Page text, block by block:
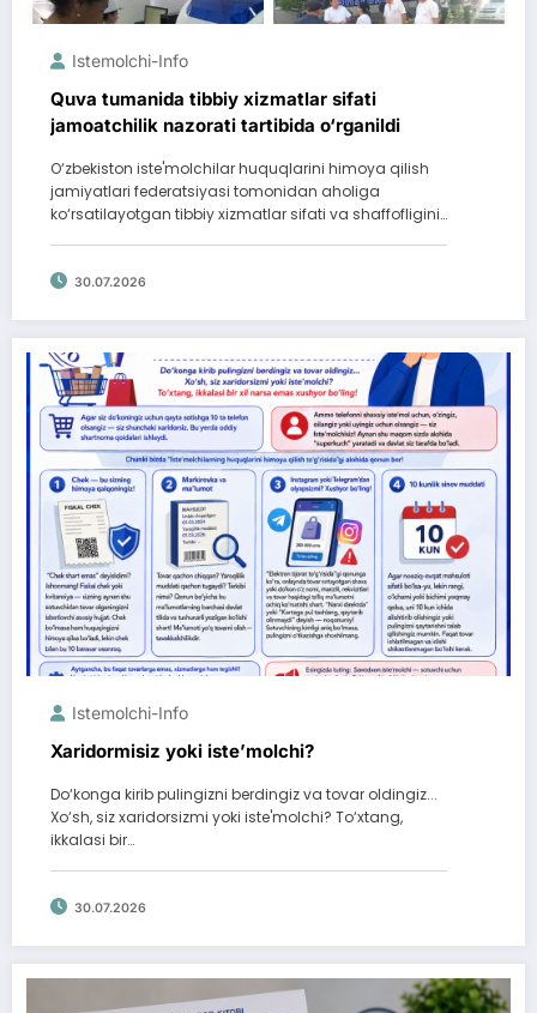
Istemolchi-Info
Quva tumanida tibbiy xizmatlar sifati
jamoatchilik nazorati tartibida o‘rganildi
O‘zbekiston iste'molchilar huquqlarini himoya qilish
jamiyatlari federatsiyasi tomonidan aholiga
ko‘rsatilayotgan tibbiy xizmatlar sifati va shaffofligini…
30.07.2026
Istemolchi-Info
Xaridormisiz yoki iste’molchi?
Do‘konga kirib pulingizni berdingiz va tovar oldingiz...
Xo‘sh, siz xaridorsizmi yoki iste'molchi? To‘xtang,
ikkalasi bir…
30.07.2026